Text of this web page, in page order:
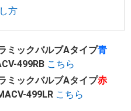
方
ックバルブAタイプ青
499RB こちら
ミックバルブAタイプ赤
499LR こちら